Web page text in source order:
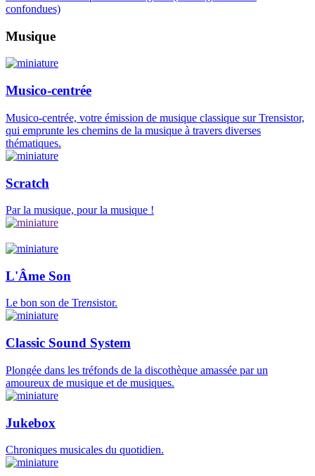
confondues)
Musique
Musico-centrée
Musico-centrée, votre émission de musique classique sur Trensistor,
qui emprunte les chemins de la musique à travers diverses
thématiques.
Scratch
Par la musique, pour la musique !
L'Âme Son
Le bon son de Trensistor.
Classic Sound System
Plongée dans les tréfonds de la discothèque amassée par un
amoureux de musique et de musiques.
Jukebox
Chroniques musicales du quotidien.